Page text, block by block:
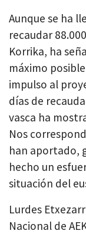
Aunque se ha
recaudar
Korrika, ha
máximo
impulso al
días de
vasca ha
Nos
han aportado,
hecho un
situación del
Lurdes
Nacional de